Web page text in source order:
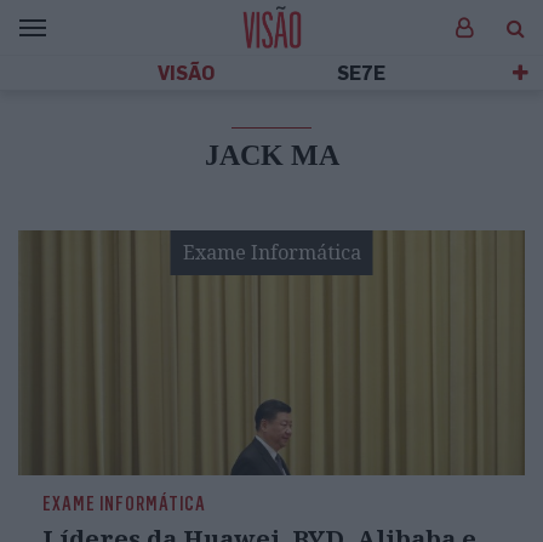
VISÃO SE7E
JACK MA
Exame Informática
EXAME INFORMÁTICA